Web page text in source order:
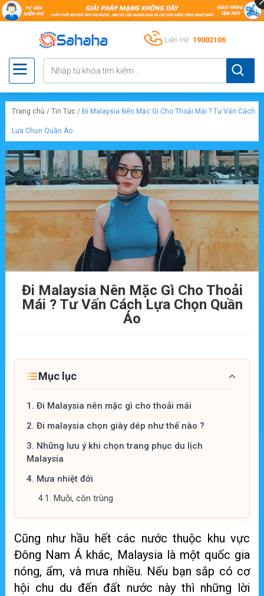
Liên Hệ: 19002106
Trang chủ / Tin Tức / Đi Malaysia Nên Mặc Gì Cho Thoải Mái ? Tư Vấn Cách
Lựa Chọn Quần Áo
Đi Malaysia Nên Mặc Gì Cho Thoải
Mái ? Tư Vấn Cách Lựa Chọn Quần
Áo
Mục lục
1. Đi Malaysia nên mặc gì cho thoải mái
2. Đi malaysia chọn giày dép như thế nào ?
3. Những lưu ý khi chọn trang phục du lịch
Malaysia
4. Mưa nhiệt đới
4.1. Muỗi, côn trùng
Cũng như hầu hết các nước thuộc khu vực
Đông Nam Á khác, Malaysia là một quốc gia
nóng, ẩm, và mưa nhiều. Nếu bạn sắp có cơ
hội chu du đến đất nước này thì những lời